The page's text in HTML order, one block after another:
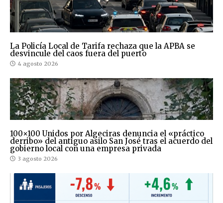
La Policía Local de Tarifa rechaza que la APBA se
desvincule del caos fuera del puerto
4 agosto 2026
100×100 Unidos por Algeciras denuncia el «práctico
derribo» del antiguo asilo San José tras el acuerdo del
gobierno local con una empresa privada
3 agosto 2026